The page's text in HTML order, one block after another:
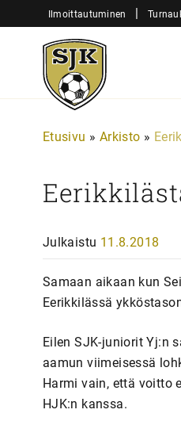
sisältöön
Ilmoittautuminen |
Sjk-
Juniorit
Etusivu » Arkisto »
Julkaistu 11.8.2018
Samaan aikaan kun
Eerikkilässä
Eilen SJK-juniorit Yj:n
aamun viimeisessä
Harmi vain, että voitto
HJK:n kanssa.